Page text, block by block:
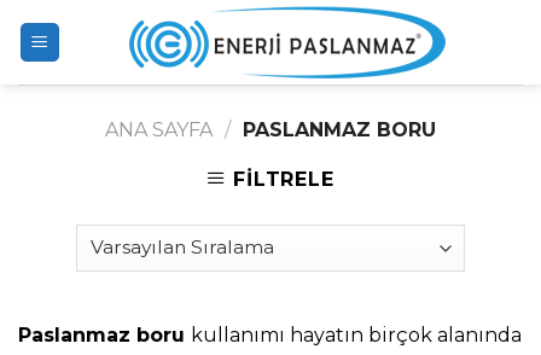
ANA SAYFA / PASLANMAZ BORU
FILTRELE
Paslanmaz boru kullanımı hayatın birçok alanında